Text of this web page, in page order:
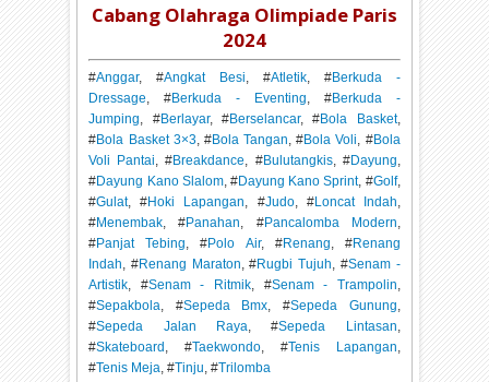
Cabang Olahraga Olimpiade Paris
2024
#Anggar, #Angkat Besi , #Atletik, #Berkuda -
Dressage , #Berkuda - Eventing , #Berkuda -
Jumping , #Berlayar, #Berselancar, #Bola Basket,
#Bola Basket 3×3, #Bola Tangan , #Bola Voli , #Bola
Voli Pantai
, #Breakdance , #Bulutangkis, #Dayung
#Dayung Kano Slalom, #Dayung Kano Sprint, #Golf,
#Gulat, #Hoki Lapangan , #Judo, #Loncat Indah
#Menembak , #Panahan , #Pancalomba Modern
#Panjat Tebing , #Polo Air, #Renang , #Renang
Indah , #Renang Maraton , #Rugbi Tujuh , #Senam -
Artistik , #Senam - Ritmik , #Senam - Trampolin
#Sepakbola , #Sepeda Bmx , #Sepeda Gunung
#Sepeda Jalan Raya , #Sepeda Lintasan
#Skateboard , #Taekwondo , #Tenis Lapangan
#Tenis Meja , #Tinju , #Trilomba